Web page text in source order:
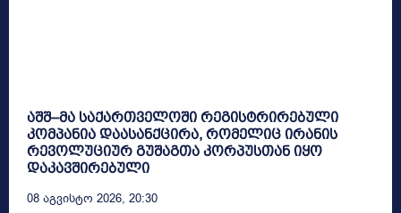
აშშ–მა საქართველოში რეგისტრირებული
კომპანია დაასანქცირა, რომელიც ირანის
რევოლუციურ გუშაგთა კორპუსთან იყო
დაკავშირებული
08 Აგვისტო 2026, 20:30